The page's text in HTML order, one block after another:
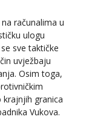
računalima u
ulogu
sve taktičke
uvježbaju
Osim toga,
granica
Vukova.